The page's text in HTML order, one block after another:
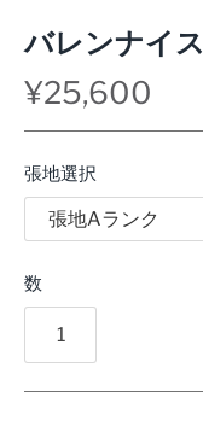
バレンナイス
¥25,600
張地選択
数